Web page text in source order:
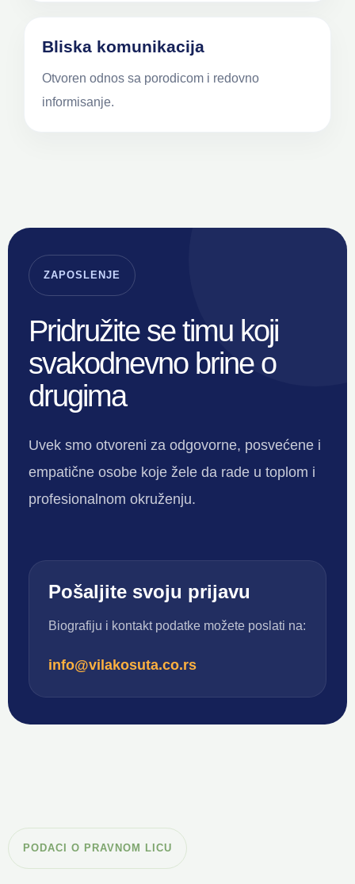
Bliska komunikacija
Otvoren odnos sa porodicom i redovno
informisanje.
ZAPOSLENJE
Pridružite se timu koji
svakodnevno brine o
drugima
Uvek smo otvoreni za odgovorne, posvećene i
empatične osobe koje žele da rade u toplom i
profesionalnom okruženju.
Pošaljite svoju prijavu
Biografiju i kontakt podatke možete poslati na:
info@vilakosuta.co.rs
PODACI O PRAVNOM LICU